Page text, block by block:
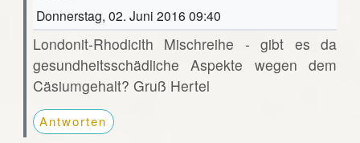
Donnerstag, 02. Juni 2016 09:40
Londonit-Rhodicith Mischreihe - gibt es da
gesundheitsschädliche Aspekte wegen dem
Cäsiumgehalt? Gruß Hertel
Antworten